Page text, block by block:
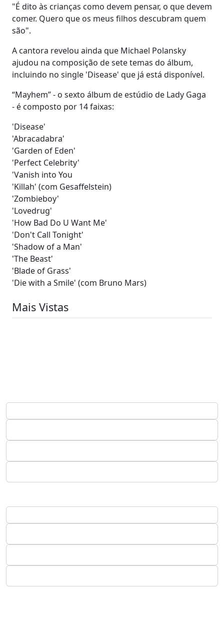
"É dito às crianças como devem pensar, o que devem
comer. Quero que os meus filhos descubram quem
são".
A cantora revelou ainda que Michael Polansky
ajudou na composição de sete temas do álbum,
incluindo no single 'Disease' que já está disponível.
“Mayhem” - o sexto álbum de estúdio de Lady Gaga
- é composto por 14 faixas:
'Disease'
'Abracadabra'
'Garden of Eden'
'Perfect Celebrity'
'Vanish into You
'Killah' (com Gesaffelstein)
'Zombieboy'
'Lovedrug'
'How Bad Do U Want Me'
'Don't Call Tonight'
'Shadow of a Man'
'The Beast'
'Blade of Grass'
'Die with a Smile' (com Bruno Mars)
Mais Vistas